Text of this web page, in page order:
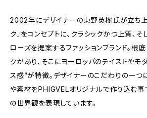
2002年にデザイナーの東野英樹氏が立ち上
ク」をコンセプトに、クラシックかつ上質、
ローズを提案するファッションブランド。根
クがあり、そこにヨーロッパのテイストやモ
ス感”が特徴。デザイナーのこだわりの一つ
や素材をPHIGVELオリジナルで作り込む事
の世界観を表現しています。